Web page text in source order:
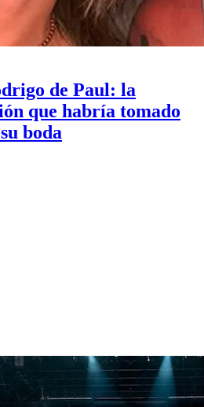
de Paul: la
que habría tomado
boda